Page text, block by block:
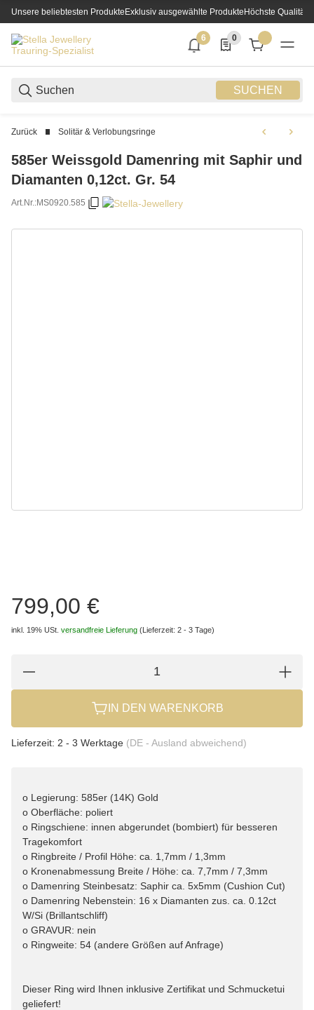
Unsere beliebtesten ProdukteExklusiv ausgewählte ProdukteHöchste Qualität
SUCHEN
6
6 neue Notifizierungen
0
0 Produkte in der
Zurück Solitär & Verlobungsringe
585er Weissgold Damenring mit Saphir und
Diamanten 0,12ct. Gr. 54
Art.Nr.:MS0920.585
799,00 €
inkl. 19% USt. versandfreie Lieferung (Lieferzeit: 2 - 3 Tage)
IN DEN WARENKORB
Lieferzeit: 2 - 3 Werktage (DE - Ausland abweichend)
o Legierung: 585er (14K) Gold
o Oberfläche: poliert
o Ringschiene: innen abgerundet (bombiert) für besseren
Tragekomfort
o Ringbreite / Profil Höhe: ca. 1,7mm / 1,3mm
o Kronenabmessung Breite / Höhe: ca. 7,7mm / 7,3mm
o Damenring Steinbesatz: Saphir ca. 5x5mm (Cushion Cut)
o Damenring Nebenstein: 16 x Diamanten zus. ca. 0.12ct
W/Si (Brillantschliff)
o GRAVUR: nein
o Ringweite: 54 (andere Größen auf Anfrage)
Dieser Ring wird Ihnen inklusive Zertifikat und Schmucketui
geliefert!